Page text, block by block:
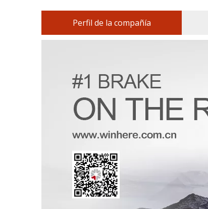
Perfil de la compañía